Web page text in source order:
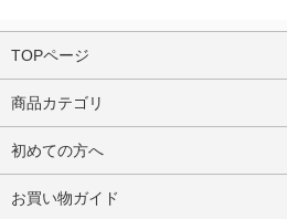
TOPページ
商品カテゴリ
初めての方へ
お買い物ガイド